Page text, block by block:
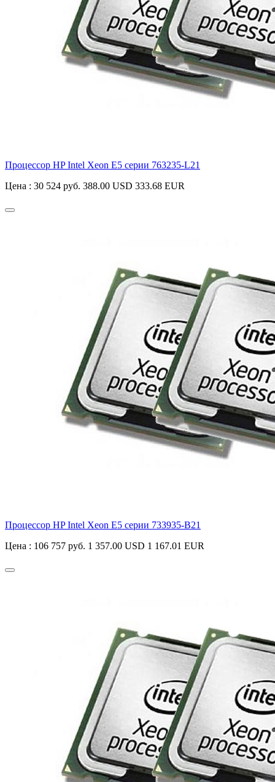
Процессор HP Intel Xeon E5 серии 763235-L21
Цена : 30 524 руб. 388.00 USD 333.68 EUR
Процессор HP Intel Xeon E5 серии 733935-B21
Цена : 106 757 руб. 1 357.00 USD 1 167.01 EUR